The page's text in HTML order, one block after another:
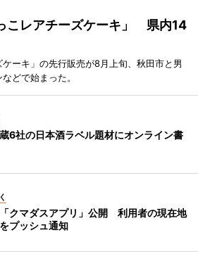
こレアチーズケーキ」 県内14
ケーキ」の先行販売が8月上旬、秋田市と男
どで始まった。
6社の日本酒ラベル題材にオンライン書
クマダスアプリ」公開 利用者の現在地
プッシュ通知